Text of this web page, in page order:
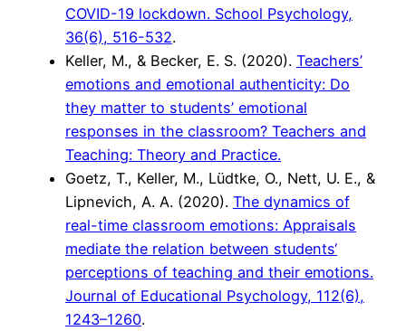
COVID-19 lockdown. School Psychology,
36(6), 516-532.
Keller, M., & Becker, E. S. (2020). Teachers’
emotions and emotional authenticity: Do
they matter to students’ emotional
responses in the classroom? Teachers and
Teaching: Theory and Practice.
Goetz, T., Keller, M., Lüdtke, O., Nett, U. E., &
Lipnevich, A. A. (2020). The dynamics of
real-time classroom emotions: Appraisals
mediate the relation between students‘
perceptions of teaching and their emotions.
Journal of Educational Psychology, 112(6),
1243–1260.